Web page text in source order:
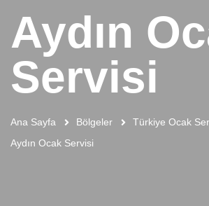
Aydın
Servisi
Ana Sayfa Bölgeler
Türkiye Ocak
Aydın Ocak Servisi